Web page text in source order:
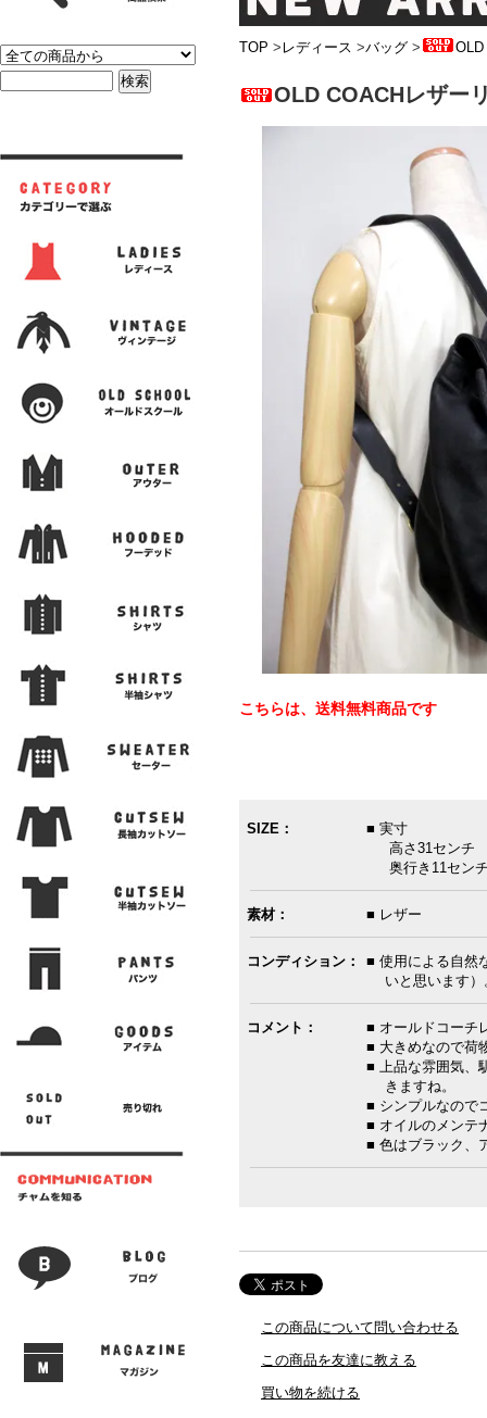
TOP > レディース >バッグ >
OLD COACHレザー
こちらは、送料無料商品です
SIZE：
■ 実寸
高さ31センチ
奥行き11セン
素材： ■ レザー
コンディション：
■ 使用による自然
いと思います）
コメント：
■ オールドコーチ
■ 大きめなので荷
■ 上品な雰囲気、
きますね。
■ シンプルなので
■ オイルのメンテ
■ 色はブラック、
この商品について問い合わせる
この商品を友達に教える
買い物を続ける